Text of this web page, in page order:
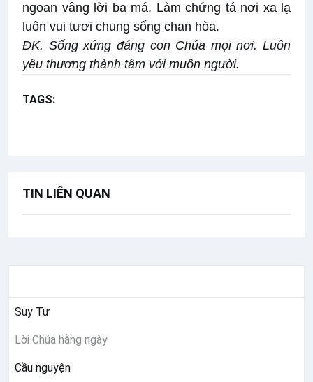
ngoan vâng lời ba má. Làm chứng tá nơi xa lạ
luôn vui tươi chung sống chan hòa.
ĐK. Sống xứng đáng con Chúa mọi nơi. Luôn
yêu thương thành tâm với muôn người.
TAGS:
TIN LIÊN QUAN
Suy Tư
Lời Chúa hằng ngày
Cầu nguyện